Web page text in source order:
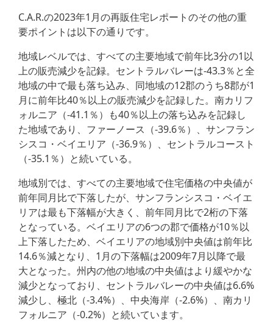
C.A.R.の2023年1月の再販住宅レポートのその他の重
要ポイントは以下の通りです。
地域レベルでは、すべての主要地域で前年比3分の1以
上の販売減少を記録。セントラルバレーは-43.3％と全
地域の中で最も落ち込み、同地域の12郡のうち8郡が1
月に前年比40％以上の販売減少を記録した。南カリフ
ォルニア（-41.1％）も40％以上の落ち込みを記録し
た地域であり、ファーノース（-39.6％）、サンフラン
シスコ・ベイエリア（-36.9％）、セントラルコースト
（-35.1％）と続いている。
地域別では、すべての主要地域で住宅価格の中央値が
前年同月比で下落したが、サンフランシスコ・ベイエ
リアは最も下落幅が大きく、前年同月比で2桁の下落
となっている。ベイエリアの6つの郡で価格が10％以
上下落したため、ベイエリアの地域別中央値は前年比
14.6％減となり、1月の下落幅は2009年7月以降で最
大となった。州内の他の地域の中央値はより緩やかな
減少となっており、セントラルバレーの中央値は6.6%
減少し、極北（-3.4%）、中央海岸（-2.6%）、南カリ
フォルニア（-0.2%）と続いています。